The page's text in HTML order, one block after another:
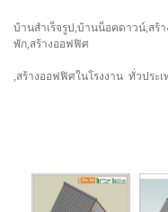
บ้านสำเร็จรูป,บ้านน็อคดาวน์,สร้
พัก,สร้างออฟฟิศ
,สร้างออฟฟิศในโรงงาน ทั่วประเ